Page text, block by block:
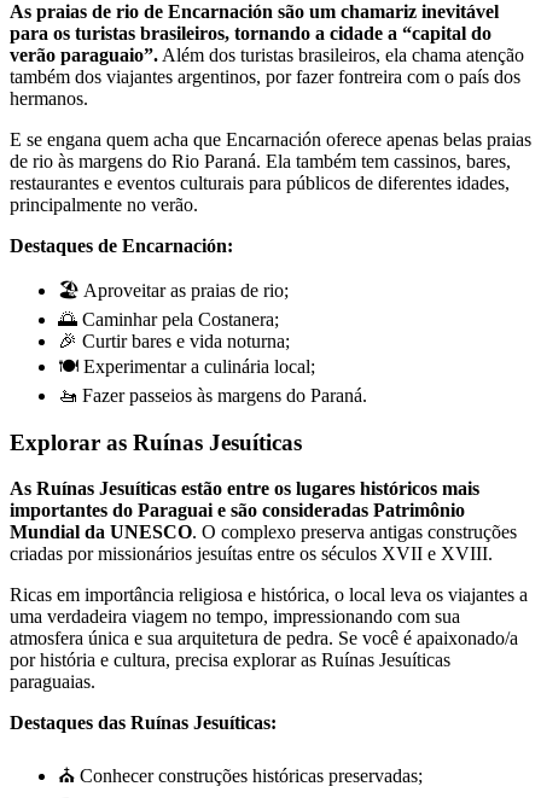
As praias de rio de Encarnación são um chamariz inevitável
para os turistas brasileiros, tornando a cidade a “capital do
verão paraguaio”. Além dos turistas brasileiros, ela chama atenção
também dos viajantes argentinos, por fazer fontreira com o país dos
hermanos.
E se engana quem acha que Encarnación oferece apenas belas praias
de rio às margens do Rio Paraná. Ela também tem cassinos, bares,
restaurantes e eventos culturais para públicos de diferentes idades,
principalmente no verão.
Destaques de Encarnación:
🏖️ Aproveitar as praias de rio;
🌅 Caminhar pela Costanera;
🎉 Curtir bares e vida noturna;
🍽️ Experimentar a culinária local;
🚤 Fazer passeios às margens do Paraná.
Explorar as Ruínas Jesuíticas
As Ruínas Jesuíticas estão entre os lugares históricos mais
importantes do Paraguai e são consideradas Patrimônio
Mundial da UNESCO. O complexo preserva antigas construções
criadas por missionários jesuítas entre os séculos XVII e XVIII.
Ricas em importância religiosa e histórica, o local leva os viajantes a
uma verdadeira viagem no tempo, impressionando com sua
atmosfera única e sua arquitetura de pedra. Se você é apaixonado/a
por história e cultura, precisa explorar as Ruínas Jesuíticas
paraguaias.
Destaques das Ruínas Jesuíticas:
⛪ Conhecer construções históricas preservadas;